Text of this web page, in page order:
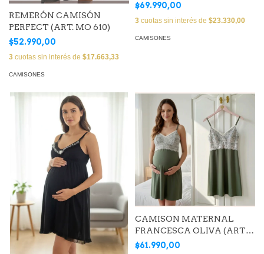
REMERÓN CAMISÓN
PERFECT (ART. MO 610)
$52.990,00
3 cuotas sin interés de $17.663,33
CAMISONES
$69.990,00
3 cuotas sin interés de $23.330,00
CAMISONES
CAMISON MATERNAL
FRANCESCA OLIVA (ART
MC 706)
$61.990,00